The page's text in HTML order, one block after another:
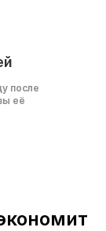
после
её